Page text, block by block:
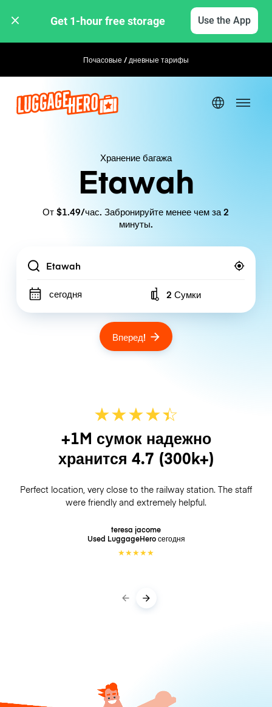
Get 1-hour free storage Use the App
Почасовые / дневные тарифыГибкое бронирование
Хранение багажа
Etawah
От $1.49/час. Забронируйте менее чем за 2
минуты.
Location
сегодня Number of bags
2 Сумки
Вперед!
★★★★☆
★
+1M сумок надежно
хранится 4.7 (300k+)
Perfect location, very close to the railway station. The staff
were friendly and extremely helpful.
teresa jacome
Used LuggageHeroсегодня
★★★★★